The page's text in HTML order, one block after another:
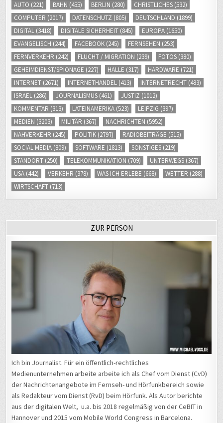
AUTO (221) BAHN (455) BERLIN (280) CHRISTLICHES (532)
COMPUTER (2017) DATENSCHUTZ (805) DEUTSCHLAND (1899)
DIGITAL (3418) DIGITALE SICHERHEIT (845) EUROPA (1650)
EVANGELISCH (244) FACEBOOK (245) FERNSEHEN (253)
FERNVERKEHR (242) FLUCHT / MIGRATION (239) FOTOS (380)
GEHEIMDIENST/SPIONAGE (227) HALLE (317) HARDWARE (721)
INTERNET (2671) INTERNETHANDEL (413) INTERNETRECHT (483)
ISRAEL (286) JOURNALISMUS (461) JUSTIZ (1012)
KOMMENTAR (313) LATEINAMERIKA (523) LEIPZIG (397)
MEDIEN (3203) MILITÄR (367) NACHRICHTEN (5952)
NAHVERKEHR (245) POLITIK (2797) RADIOBEITRÄGE (515)
SOCIAL MEDIA (809) SOFTWARE (1813) SONSTIGES (219)
STANDORT (250) TELEKOMMUNIKATION (709) UNTERWEGS (367)
USA (442) VERKEHR (378) WAS ICH ERLEBE (668) WETTER (288)
WIRTSCHAFT (713)
ZUR PERSON
Ich bin Journalist. Für ein öffentlich-rechtliches
Medienunternehmen arbeite arbeite ich als Chef vom Dienst (CvD)
der Nachrichtenangebote im Fernseh- und Hörfunkbereich sowie
als Redakteur vom Dienst (RvD) beim Hörfunk. Als Autor berichte
aus der digitalen Welt, u.a. bis 2018 regelmäßig von der CeBIT in
Hannover und 2015 vom Mobile World Congress in Barcelona.